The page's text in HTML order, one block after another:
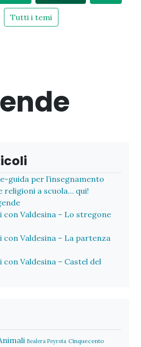
Tutti i temi
guida per l’insegnamento
religioni a scuola… qui!
con Valdesina – Lo stregone
con Valdesina – La partenza
Valdesina – Castel del
Bealera Peyrota Cinquecento